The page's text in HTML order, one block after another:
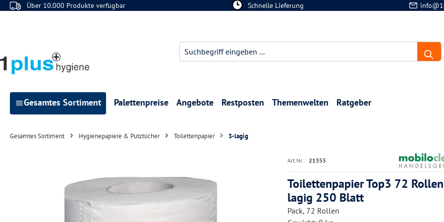
Hauptinhalt springen
Zur Suche springen
Zur Hauptnavigation springen
Über 10.000 Produkte verfügbar Schnelle Lieferung
Gesamtes Sortiment Palettenpreise Angebote Restposten Themenwelten Ratgeber
Gesamtes Sortiment Hygienepapiere & Putztücher Toilettenpapier 3-lagig
Art.Nr.: 21355
Toilettenpapier Top3 72
lagig 250 Blatt
Pack, 72 Rollen